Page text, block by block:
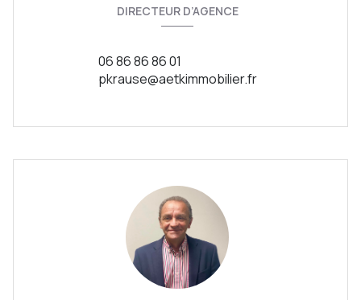
DIRECTEUR D’AGENCE
06 86 86 86 01
pkrause@aetkimmobilier.fr